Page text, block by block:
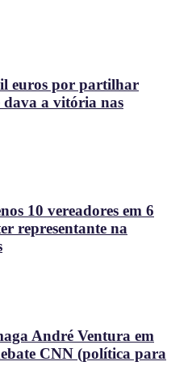
euros por partilhar
dava a vitória nas
10 vereadores em 6
representante na
André Ventura em
CNN (política para